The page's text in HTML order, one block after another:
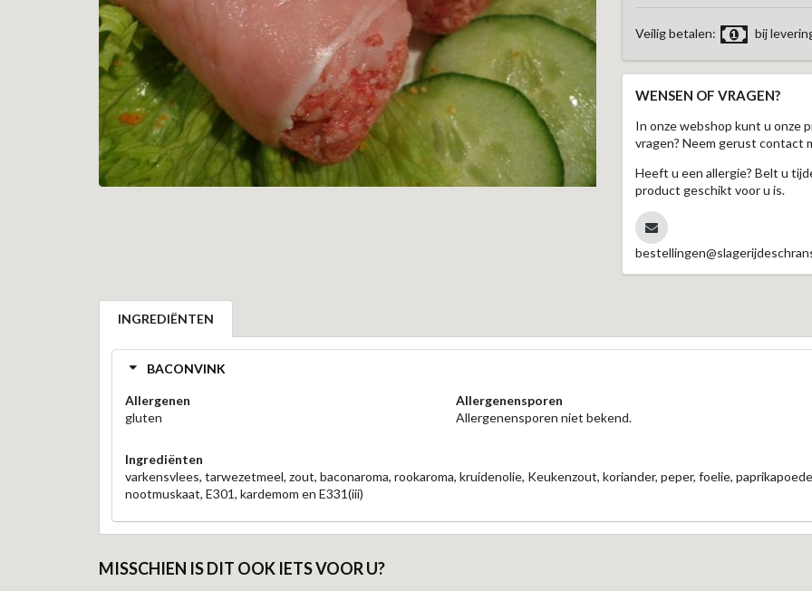
Veilig betalen: bij
WENSEN OF VRAGEN?
In onze webshop kunt u onze
vragen? Neem gerust contact
Heeft u een allergie? Belt u
product geschikt voor u is.
INGREDIËNTEN
BACONVINK
Allergenen
gluten
Allergenensporen
Allergenensporen niet bekend.
Ingrediënten
varkensvlees, tarwezetmeel, zout, baconaroma, rookaroma, kruidenolie, Keukenzout, koriander, peper, foelie,
nootmuskaat, E301, kardemom en E331(iii)
MISSCHIEN IS DIT OOK IETS VOOR U?